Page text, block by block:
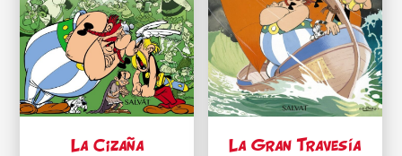
La Cizaña La Gran Travesía